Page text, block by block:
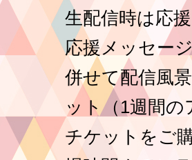
生配信時は応
応援メッセー
併せて配信風
ット（1週間
チケットをご